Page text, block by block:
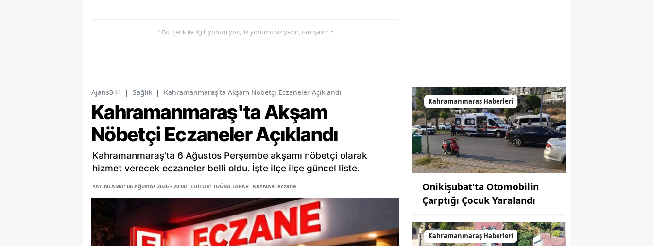
* Bu içerik ile ilgili yorum yok, ilk yorumu siz yazın, tartışalım *
Ajans344 | Sağlık | Kahramanmaraş'ta Akşam Nöbetçi Eczaneler Açıklandı
Kahramanmaraş'ta Akşam
Nöbetçi Eczaneler Açıklandı
Kahramanmaraş'ta 6 Ağustos Perşembe akşamı nöbetçi olarak
hizmet verecek eczaneler belli oldu. İşte ilçe ilçe güncel liste.
YAYINLAMA: 06 Ağustos 2026 - 20:00 EDİTÖR: TUĞBA TAPAR KAYNAK: eczane
Kahramanmaraş Haberleri
Onikişubat'ta Otomobilin
Çarptığı Çocuk Yaralandı
Kahramanmaraş Haberleri